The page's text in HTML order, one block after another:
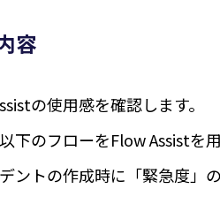
容
の使用感を確認します。
下のフローをFlow Assistを
ントの作成時に「緊急度」